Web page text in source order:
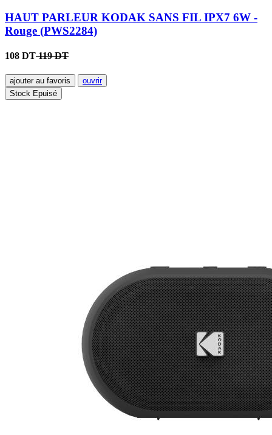
HAUT PARLEUR KODAK SANS FIL IPX7 6W -
Rouge (PWS2284)
108 DT119 DT
ajouter au favoris
ouvrir
Stock Epuisé